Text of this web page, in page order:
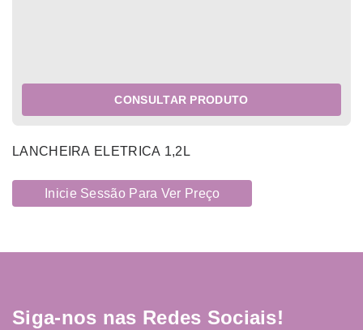
CONSULTAR PRODUTO
LANCHEIRA ELETRICA 1,2L
Inicie Sessão Para Ver Preço
Siga-nos nas Redes Sociais!